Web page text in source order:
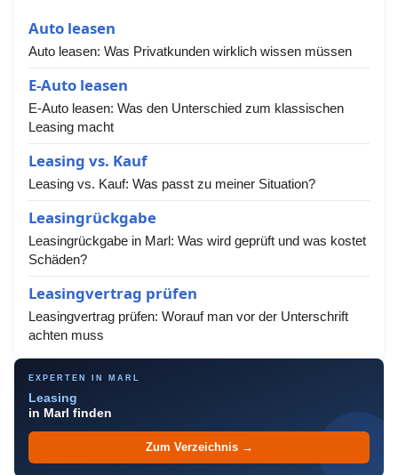
Auto leasen
Auto leasen: Was Privatkunden wirklich wissen müssen
E-Auto leasen
E-Auto leasen: Was den Unterschied zum klassischen
Leasing macht
Leasing vs. Kauf
Leasing vs. Kauf: Was passt zu meiner Situation?
Leasingrückgabe
Leasingrückgabe in Marl: Was wird geprüft und was kostet
Schäden?
Leasingvertrag prüfen
Leasingvertrag prüfen: Worauf man vor der Unterschrift
achten muss
EXPERTEN IN MARL
Leasing
in Marl finden
Zum Verzeichnis →